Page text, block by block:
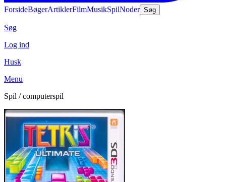
ForsideBøgerArtiklerFilmMusikSpilNoder Søg
Søg
Log ind
Husk
Menu
Spil / computerspil